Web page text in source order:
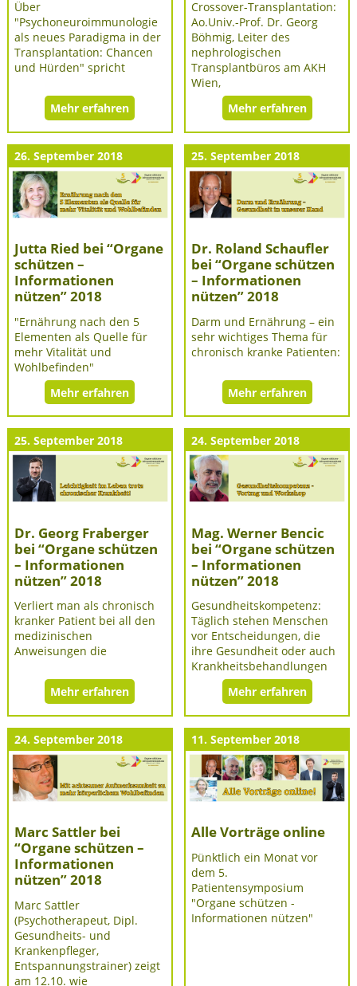
Über
"Psychoneuroimmunologie
als neues Paradigma in der
Transplantation: Chancen
und Hürden" spricht
Mehr erfahren
Crossover-Transplantation:
Ao.Univ.-Prof. Dr. Georg
Böhmig, Leiter des
nephrologischen
Transplantbüros am AKH
Wien,
Mehr erfahren
26. September 2018
Jutta Ried bei “Organe
schützen –
Informationen
nützen” 2018
"Ernährung nach den 5
Elementen als Quelle für
mehr Vitalität und
Wohlbefinden"
Mehr erfahren
25. September 2018
Dr. Roland Schaufler
bei “Organe schützen
– Informationen
nützen” 2018
Darm und Ernährung – ein
sehr wichtiges Thema für
chronisch kranke Patienten:
Mehr erfahren
25. September 2018
Dr. Georg Fraberger
bei “Organe schützen
– Informationen
nützen” 2018
Verliert man als chronisch
kranker Patient bei all den
medizinischen
Anweisungen die
Mehr erfahren
24. September 2018
Mag. Werner Bencic
bei “Organe schützen
– Informationen
nützen” 2018
Gesundheitskompetenz:
Täglich stehen Menschen
vor Entscheidungen, die
ihre Gesundheit oder auch
Krankheitsbehandlungen
Mehr erfahren
24. September 2018
Marc Sattler bei
“Organe schützen –
Informationen
nützen” 2018
Marc Sattler
(Psychotherapeut, Dipl.
Gesundheits- und
Krankenpfleger,
Entspannungstrainer) zeigt
am 12.10. wie
11. September 2018
Alle Vorträge online
Pünktlich ein Monat vor
dem 5.
Patientensymposium
"Organe schützen -
Informationen nützen"